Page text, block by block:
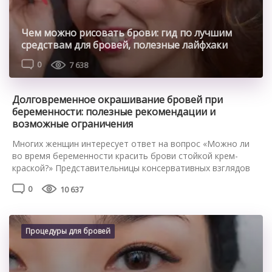
Чем можно рисовать брови: гид по лучшим
средствам для бровей, полезные лайфхаки
0 7 638
Долговременное окрашивание бровей при
беременности: полезные рекомендации и
возможные ограничения
Многих женщин интересует ответ на вопрос «Можно ли
во время беременности красить брови стойкой крем-
краской?» Представительницы консервативных взглядов
вещества могут через кожу проникнуть в кровь и
Давайте разберемся. Можно ли беременным красить
брови? Во время беременности в женском […]
0 10 637
Процедуры для бровей